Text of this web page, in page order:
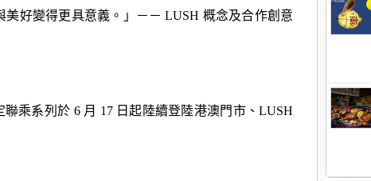
美好變得更具意義。」
－－ LUSH 概念及合作創意
聯乘系列於 6 月 17 日起陸續登陸港澳門市、LUSH